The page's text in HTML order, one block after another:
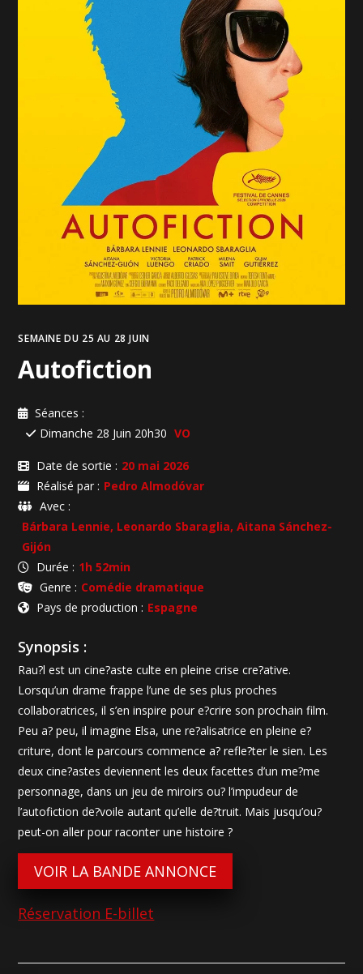
SEMAINE DU 25 AU 28 JUIN
Autofiction
Séances :
Dimanche 28 Juin 20h30 VO
Date de sortie : 20 mai 2026
Réalisé par : Pedro Almodóvar
Avec :
Bárbara Lennie, Leonardo Sbaraglia, Aitana Sánchez-
Gijón
Durée : 1h 52min
Genre : Comédie dramatique
Pays de production : Espagne
Synopsis :
Rau?l est un cine?aste culte en pleine crise cre?ative.
Lorsqu’un drame frappe l’une de ses plus proches
collaboratrices, il s’en inspire pour e?crire son prochain film.
Peu a? peu, il imagine Elsa, une re?alisatrice en pleine e?
criture, dont le parcours commence a? refle?ter le sien. Les
deux cine?astes deviennent les deux facettes d’un me?me
personnage, dans un jeu de miroirs ou? l’impudeur de
l’autofiction de?voile autant qu’elle de?truit. Mais jusqu’ou?
peut-on aller pour raconter une histoire ?
VOIR LA BANDE ANNONCE
Réservation E-billet